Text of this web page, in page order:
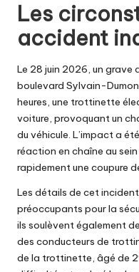
Les
accident
Le 28 juin 2026, un grave
boulevard Sylvain-
heures, une trottinette
voiture, provoquant un
du véhicule. L’impact a
réaction en chaîne au
rapidement une coupure
Les détails de cet
préoccupants pour la
ils soulèvent également
des conducteurs de
de la trottinette, âgé de